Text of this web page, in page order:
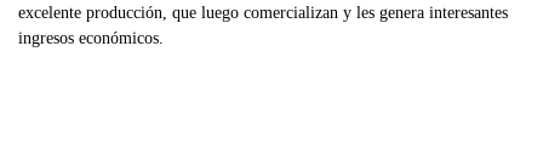
excelente producción, que luego comercializan y les genera interesantes
ingresos económicos.